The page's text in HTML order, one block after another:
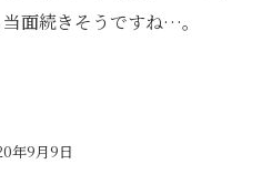
面続きそうですね…。
年9月9日